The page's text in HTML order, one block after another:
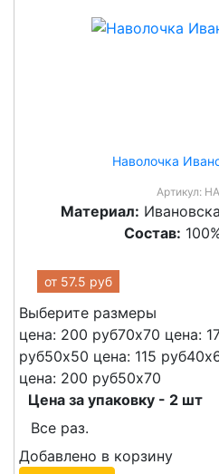
Наволочка
Артикул:
Материал:
Состав:
от 57.5 руб
Выберите размеры
цена: 200 руб70х70 цена:
руб50х50 цена: 115 руб
цена: 200 руб50х70
Цена за упаковку - 2 шт
Все раз.
Добавлено в корзину